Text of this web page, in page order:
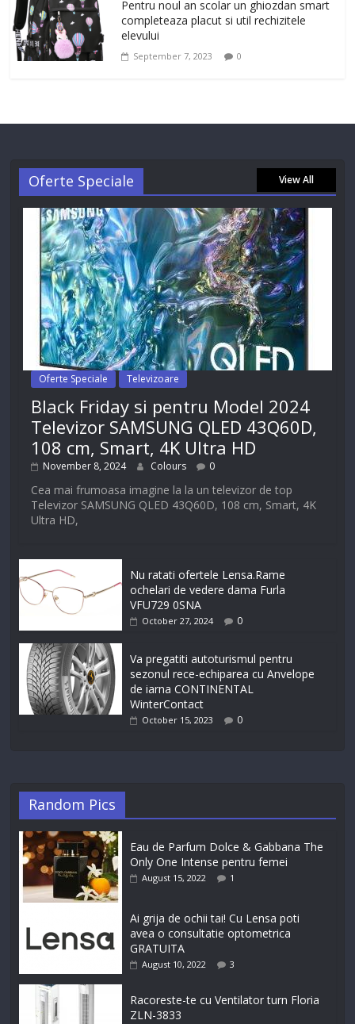
Pentru noul an scolar un ghiozdan smart
completeaza placut si util rechizitele
elevului
September 7, 2023 0
Oferte Speciale View All
Oferte Speciale Televizoare
Black Friday si pentru Model 2024
Televizor SAMSUNG QLED 43Q60D,
108 cm, Smart, 4K Ultra HD
November 8, 2024 Colours 0
Cea mai frumoasa imagine la la un televizor de top
Televizor SAMSUNG QLED 43Q60D, 108 cm, Smart, 4K
Ultra HD,
Nu ratati ofertele Lensa.Rame
ochelari de vedere dama Furla
VFU729 0SNA
October 27, 2024 0
Va pregatiti autoturismul pentru
sezonul rece-echiparea cu Anvelope
de iarna CONTINENTAL
WinterContact
October 15, 2023 0
Random Pics
Eau de Parfum Dolce & Gabbana The
Only One Intense pentru femei
August 15, 2022 1
Ai grija de ochii tai! Cu Lensa poti
avea o consultatie optometrica
GRATUITA
August 10, 2022 3
Racoreste-te cu Ventilator turn Floria
ZLN-3833